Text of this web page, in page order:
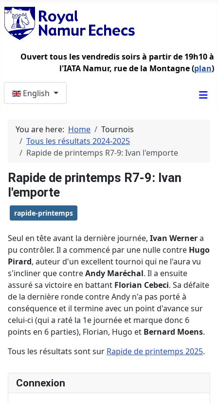
Ouvert tous les vendredis soirs à partir de 19h10 à
l'IATA Namur, rue de la Montagne (plan)
English
You are here: Home
Tournois
Tous les résultats 2024-2025
Rapide de printemps R7-9: Ivan l'emporte
Rapide de printemps R7-9: Ivan
l'emporte
rapide-printemps
Seul en tête avant la dernière journée, Ivan Wernera
pu contrôler. Il a commencé par une nulle contre Hugo
Pirard, auteur d'un excellent tournoi qui ne l'aura vu
s'incliner que contreAndy Maréchal. Il a ensuite
assuré sa victoire en battant Florian Cebeci. Sa défaite
de la dernière ronde contre Andy n'a pas porté à
conséquence et il termine avec un point d'avance sur
celui-ci (qui a raté la 1e journée et marque donc 6
points en 6 parties), Florian, Hugo et Bernard Moens.
Tous les résultats sont sur Rapide de printemps 2025.
Connexion